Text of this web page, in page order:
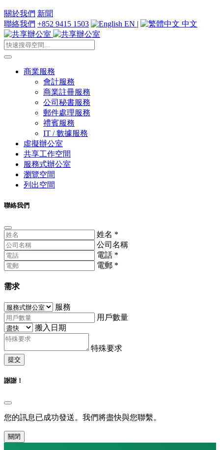
關於我們 新聞
聯絡我們 +852 9415 1503 EN | 中文
商業服務
會計服務
商業註冊服務
公司秘書服務
郵件處理服務
禮賓服務
IT / 數據服務
虛擬辦公室
共享工作空間
服務式辦公室
瀏覽空間
列出空間
聯絡我們
姓名 *
公司名稱
電話 *
電郵 *
需求
服務
用戶數量
搬入日期
特殊要求
提交
謝謝！
您的訊息已成功發送。我們將盡快與您聯繫。
關閉